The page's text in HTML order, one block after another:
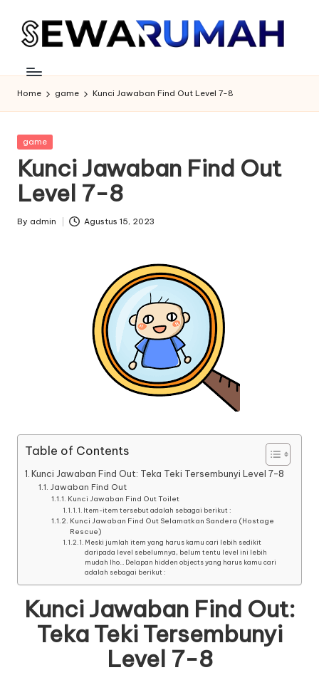
Home game Kunci Jawaban Find Out Level 7-8
Posted
game
Kunci Jawaban Find Out
Level 7-8
Posted
By admin Agustus 15, 2023
Table of Contents
Kunci Jawaban Find Out: Teka Teki Tersembunyi Level 7-8
Jawaban Find Out
Kunci Jawaban Find Out Toilet
Item-item tersebut adalah sebagai berikut :
Kunci Jawaban Find Out Selamatkan Sandera (Hostage
Rescue)
Meski jumlah item yang harus kamu cari lebih sedikit
daripada level sebelumnya, belum tentu level ini lebih
mudah lho… Delapan hidden objects yang harus kamu cari
adalah sebagai berikut :
Kunci Jawaban Find Out:
Teka Teki Tersembunyi
Level 7-8